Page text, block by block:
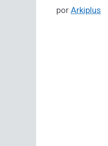
por Arkiplus